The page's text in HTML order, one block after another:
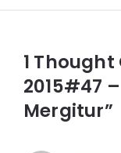
1 Thought
2015#47
Mergitur”